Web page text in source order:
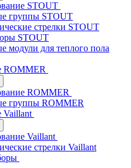
STOUT
группы STOUT
стрелки STOUT
STOUT
модули для теплого пола
ROMMER
ROMMER
группы ROMMER
Vaillant
Vaillant
стрелки Vaillant